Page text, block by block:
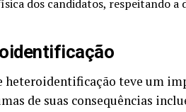
dos candidatos, respeitando a
heteroidentificação teve um
de suas consequências